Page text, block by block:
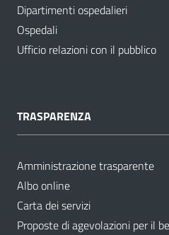
Dipartimenti ospedalieri
Ospedali
Ufficio relazioni con il pubblico
TRASPARENZA
Amministrazione trasparente
Albo online
Carta dei servizi
Proposte di agevolazioni per il